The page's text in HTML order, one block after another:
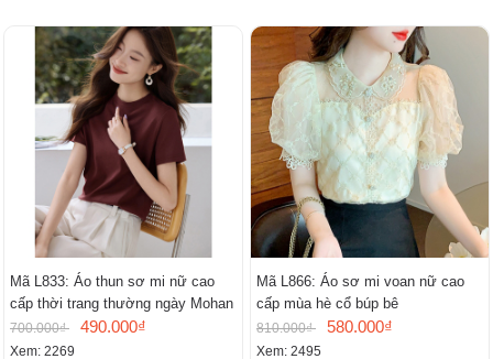
Mã L833: Áo thun sơ mi nữ cao
cấp thời trang thường ngày Mohan
700.000₫ 490.000₫
Xem: 2269
Mã L866: Áo sơ mi voan nữ cao
cấp mùa hè cổ búp bê
810.000₫ 580.000₫
Xem: 2495